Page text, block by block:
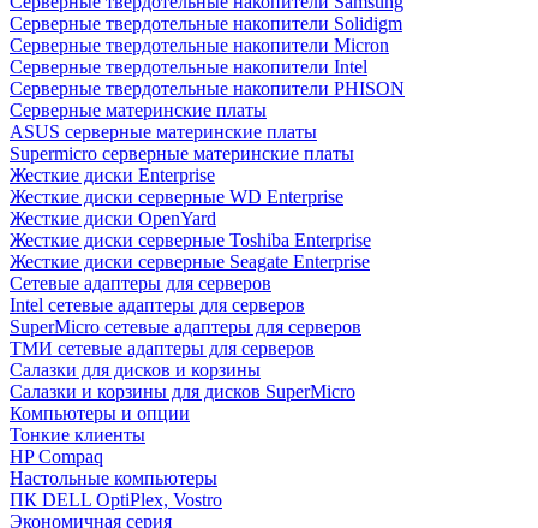
Cерверные твердотельные накопители Solidigm
Cерверные твердотельные накопители Micron
Cерверные твердотельные накопители Intel
Cерверные твердотельные накопители PHISON
Серверные материнские платы
ASUS серверные материнские платы
Supermicro серверные материнские платы
Жесткие диски Enterprise
Жесткие диски серверные WD Enterprise
Жесткие диски OpenYard
Жесткие диски серверные Toshiba Enterprise
Жесткие диски серверные Seagate Enterprise
Сетевые адаптеры для серверов
Intel сетевые адаптеры для серверов
SuperMicro сетевые адаптеры для серверов
ТМИ сетевые адаптеры для серверов
Салазки для дисков и корзины
Салазки и корзины для дисков SuperMicro
Компьютеры и опции
Тонкие клиенты
HP Compaq
Настольные компьютеры
ПК DELL OptiPlex, Vostro
Экономичная серия